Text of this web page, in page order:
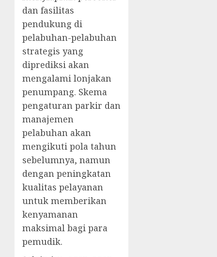
dan fasilitas
pendukung di
pelabuhan-pelabuhan
strategis yang
diprediksi akan
mengalami lonjakan
penumpang. Skema
pengaturan parkir dan
manajemen
pelabuhan akan
mengikuti pola tahun
sebelumnya, namun
dengan peningkatan
kualitas pelayanan
untuk memberikan
kenyamanan
maksimal bagi para
pemudik.